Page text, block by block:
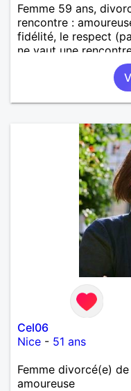
Femme 59 ans,
rencontre :
fidélité, le respect
ne vaut une
messages pour
deux et le désir de
Cel06
Nice - 51 ans
Femme divorcé(e)
amoureuse